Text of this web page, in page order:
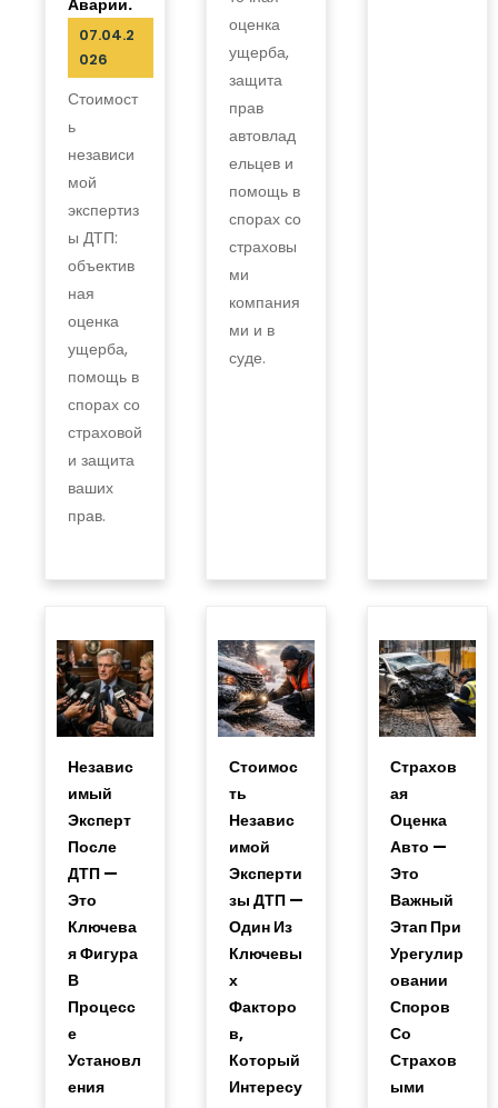
Аварии.
07.04.2
026
Стоимост
ь
независи
мой
экспертиз
ы ДТП:
объектив
ная
оценка
ущерба,
помощь в
спорах со
страховой
и защита
ваших
прав.
оценка
ущерба,
защита
прав
автовлад
ельцев и
помощь в
спорах со
страховы
ми
компания
ми и в
суде.
Независ
Имый
Эксперт
После
ДТП —
Это
Ключева
Я Фигура
В
Процесс
Е
Установл
Ения
Стоимос
Ть
Независ
Имой
Эксперти
Зы ДТП —
Один Из
Ключевы
Х
Факторо
В,
Который
Интересу
Страхов
Ая
Оценка
Авто —
Это
Важный
Этап При
Урегулир
Овании
Споров
Со
Страхов
Ыми